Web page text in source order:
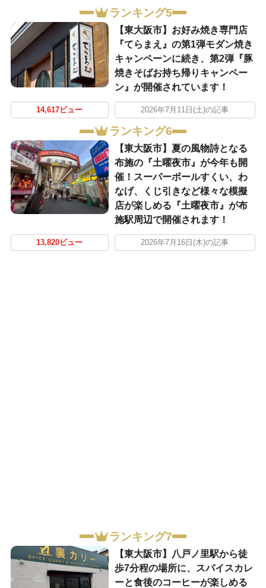
ランキング5
【東大阪市】お好み焼き専門店
『てらまえ』の第1弾モダン焼き
キャンペーンに続き、第2弾『豚
焼きそばお持ち帰りキャンペー
ン』が開催されています！
14,617ビュー 2026年7月11日(土)の記事
ランキング6
【東大阪市】夏の風物詩となる
布施の『土曜夜市』が今年も開
催！スーパーボールすくい、わ
なげ、くじ引きなど様々な模擬
店が楽しめる『土曜夜市』が布
施駅周辺で開催されます！
13,820ビュー 2026年7月16日(木)の記事
ランキング7
【東大阪市】八戸ノ里駅から徒
歩7分程の場所に、スパイスカレ
ーと食後のコーヒーが楽しめる